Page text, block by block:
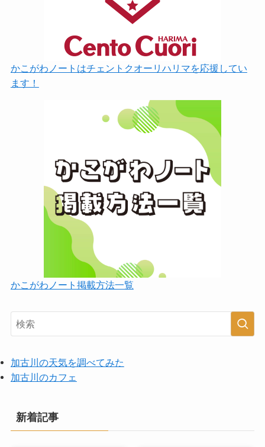
かこがわノートはチェントクオーリハリマを応援してい
ます！
かこがわノート掲載方法一覧
加古川の天気を調べてみた
加古川のカフェ
新着記事